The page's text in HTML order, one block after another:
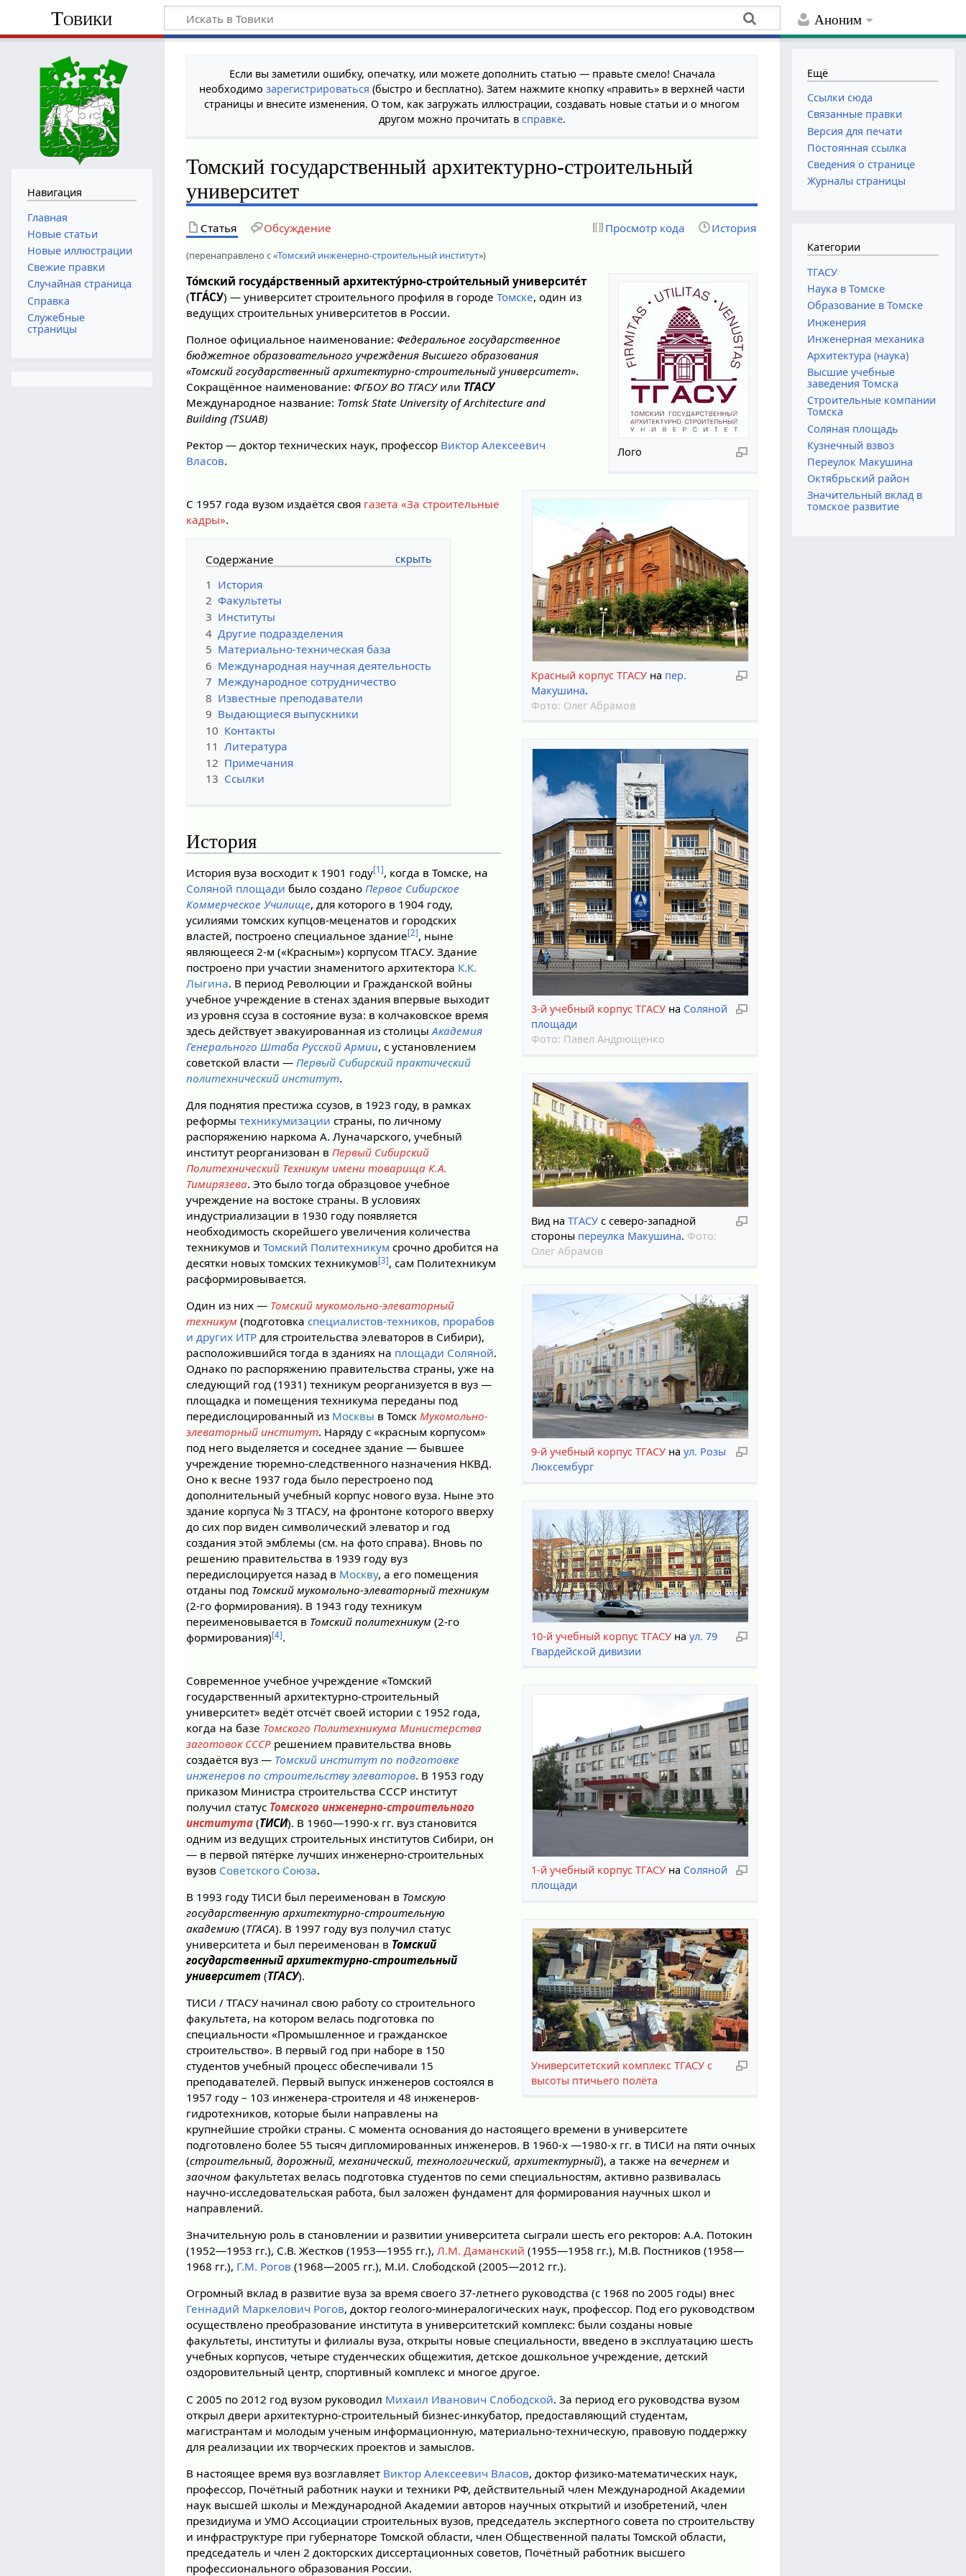
Аноним
Товики
Если вы заметили ошибку, опечатку, или можете дополнить статью — правьте смело! Сначала
необходимозарегистрироваться (быстро и бесплатно). Затем нажмите кнопку «править» в верхней части
страницы и внесите изменения. О том, как загружать иллюстрации, создавать новые статьи и о многом
другом можно прочитать в справке.
Томский государственный архитектурно-строительный
университет
Статья Обсуждение Просмотр кода История
(перенаправлено с «Томский инженерно-строительный институт»)
Лого
Красный корпус ТГАСУ на пер.
Макушина.
Фото: Олег Абрамов
3-й учебный корпус ТГАСУ на Соляной
площади
Фото: Павел Андрющенко
Вид наТГАСУ с северо-западной
стороны переулка Макушина. Фото:
Олег Абрамов
9-й учебный корпус ТГАСУ наул. Розы
Люксембург
10-й учебный корпус ТГАСУ наул. 79
Гвардейской дивизии
1-й учебный корпус ТГАСУ на Соляной
площади
Университетский комплекс ТГАСУ с
высоты птичьего полёта
То́мский госуда́рственный архитекту́рно-строи́тельный университе́т
(ТГА́СУ) — университет строительного профиля в городеТомске, один из
ведущих строительных университетов в России.
Полное официальное наименование: Федеральное государственное
бюджетное образовательного учреждения Высшего образования
«Томский государственный архитектурно-строительный университет».
Сокращённое наименование: ФГБОУ ВО ТГАСУили ТГАСУ
Международное название: Tomsk State University of Architecture and
Building (TSUAB)
Ректор — доктор технических наук, профессор Виктор Алексеевич
Власов.
С 1957 года вузом издаётся своя газета «За строительные
кадры».
Содержание
1 История
2 Факультеты
3 Институты
4 Другие подразделения
5 Материально-техническая база
6 Международная научная деятельность
7 Международное сотрудничество
8 Известные преподаватели
9 Выдающиеся выпускники
10 Контакты
11 Литература
12 Примечания
13 Ссылки
История
История вуза восходит к 1901 году[1], когда в Томске, на
Соляной площади было созданоПервое Сибирское
Коммерческое Училище, для которого в 1904 году,
усилиями томских купцов-меценатов и городских
властей, построено специальное здание[2], ныне
являющееся 2-м («Красным») корпусом ТГАСУ. Здание
построено при участии знаменитого архитектора К.К.
Лыгина. В период Революции и Гражданской войны
учебное учреждение в стенах здания впервые выходит
из уровня ссуза в состояние вуза: в колчаковское время
здесь действует эвакуированная из столицыАкадемия
Генерального Штаба Русской Армии, с установлением
советской власти —Первый Сибирский практический
политехнический институт.
Для поднятия престижа ссузов, в 1923 году, в рамках
реформытехникумизации страны, по личному
распоряжению наркома А. Луначарского, учебный
институт реорганизован вПервый Сибирский
Политехнический Техникум имени товарища К.А.
Тимирязева. Это было тогда образцовое учебное
учреждение на востоке страны. В условиях
индустриализации в 1930 году появляется
необходимость скорейшего увеличения количества
техникумов иТомский Политехникум срочно дробится на
десятки новых томских техникумов[3], сам Политехникум
расформировывается.
Один из них — Томский мукомольно-элеваторный
техникум (подготовкаспециалистов-техников, прорабов
и других ИТР для строительства элеваторов в Сибири),
расположившийся тогда в зданиях на площади Соляной.
Однако по распоряжению правительства страны, уже на
следующий год (1931) техникум реорганизуется в вуз —
площадка и помещения техникума переданы под
передислоцированный из Москвы в ТомскМукомольно-
элеваторный институт. Наряду с «красным корпусом»
под него выделяется и соседнее здание — бывшее
учреждение тюремно-следственного назначения НКВД.
Оно к весне 1937 года было перестроено под
дополнительный учебный корпус нового вуза. Ныне это
здание корпуса № 3 ТГАСУ, на фронтоне которого вверху
до сих пор виден символический элеватор и год
создания этой эмблемы (см. на фото справа). Вновь по
решению правительства в 1939 году вуз
передислоцируется назад в Москву, а его помещения
отданы под Томский мукомольно-элеваторный техникум
(2-го формирования). В 1943 году техникум
переименовывается в Томский политехникум (2-го
формирования)[4].
Современное учебное учреждение «Томский
государственный архитектурно-строительный
университет» ведёт отсчёт своей истории с 1952 года,
когда на базе Томского Политехникума Министерства
заготовок СССР решением правительства вновь
создаётся вуз — Томский институт по подготовке
инженеров по строительству элеваторов. В 1953 году
приказом Министра строительства СССР институт
получил статус Томского инженерно-строительного
института (ТИСИ). В 1960—1990-х гг. вуз становится
одним из ведущих строительных институтов Сибири, он
— в первой пятёрке лучших инженерно-строительных
вузов Советского Союза.
В 1993 году ТИСИ был переименован в Томскую
государственную архитектурно-строительную
академию (ТГАСА). В 1997 году вуз получил статус
университета и был переименован в Томский
государственный архитектурно-строительный
университет (ТГАСУ).
ТИСИ / ТГАСУ начинал свою работу со строительного
факультета, на котором велась подготовка по
специальности «Промышленное и гражданское
строительство». В первый год при наборе в 150
студентов учебный процесс обеспечивали 15
преподавателей. Первый выпуск инженеров состоялся в
1957 году – 103 инженера-строителя и 48 инженеров-
гидротехников, которые были направлены на
крупнейшие стройки страны. С момента основания до настоящего времени в университете
подготовлено более 55 тысяч дипломированных инженеров. В 1960-х —1980-х гг. в ТИСИ на пяти очных
(строительный, дорожный, механический, технологический, архитектурный), а также навечернем и
заочном факультетах велась подготовка студентов по семи специальностям, активно развивалась
научно-исследовательская работа, был заложен фундамент для формирования научных школ и
направлений.
Значительную роль в становлении и развитии университета сыграли шесть его ректоров: А.А. Потокин
(1952—1953 гг.), С.В. Жестков (1953—1955 гг.),Л.М. Даманский (1955—1958 гг.), М.В. Постников (1958—
1968 гг.), Г.М. Рогов (1968—2005 гг.), М.И. Слободской (2005—2012 гг.).
Огромный вклад в развитие вуза за время своего 37-летнего руководства (с 1968 по 2005 годы) внес
Геннадий Маркелович Рогов, доктор геолого-минералогических наук, профессор. Под его руководством
осуществлено преобразование института в университетский комплекс: были созданы новые
факультеты, институты и филиалы вуза, открыты новые специальности, введено в эксплуатацию шесть
учебных корпусов, четыре студенческих общежития, детское дошкольное учреждение, детский
оздоровительный центр, спортивный комплекс и многое другое.
С 2005 по 2012 год вузом руководил Михаил Иванович Слободской. За период его руководства вузом
открыл двери архитектурно-строительный бизнес-инкубатор, предоставляющий студентам,
магистрантам и молодым ученым информационную, материально-техническую, правовую поддержку
для реализации их творческих проектов и замыслов.
В настоящее время вуз возглавляет Виктор Алексеевич Власов, доктор физико-математических наук,
профессор, Почётный работник науки и техники РФ, действительный член Международной Академии
наук высшей школы и Международной Академии авторов научных открытий и изобретений, член
президиума и УМО Ассоциации строительных вузов, председатель экспертного совета по строительству
и инфраструктуре при губернаторе Томской области, член Общественной палаты Томской области,
председатель и член 2 докторских диссертационных советов, Почётный работник высшего
профессионального образования России.
Навигация
Главная
Новые статьи
Новые иллюстрации
Свежие правки
Случайная страница
Справка
Служебные
страницы
Ещё
Ссылки сюда
Связанные правки
Версия для печати
Постоянная ссылка
Сведения о странице
Журналы страницы
Категории
ТГАСУ
Наука в Томске
Образование в Томске
Инженерия
Инженерная механика
Архитектура (наука)
Высшие учебные
заведения Томска
Строительные компании
Томска
Соляная площадь
Кузнечный взвоз
Переулок Макушина
Октябрьский район
Значительный вклад в
томское развитие